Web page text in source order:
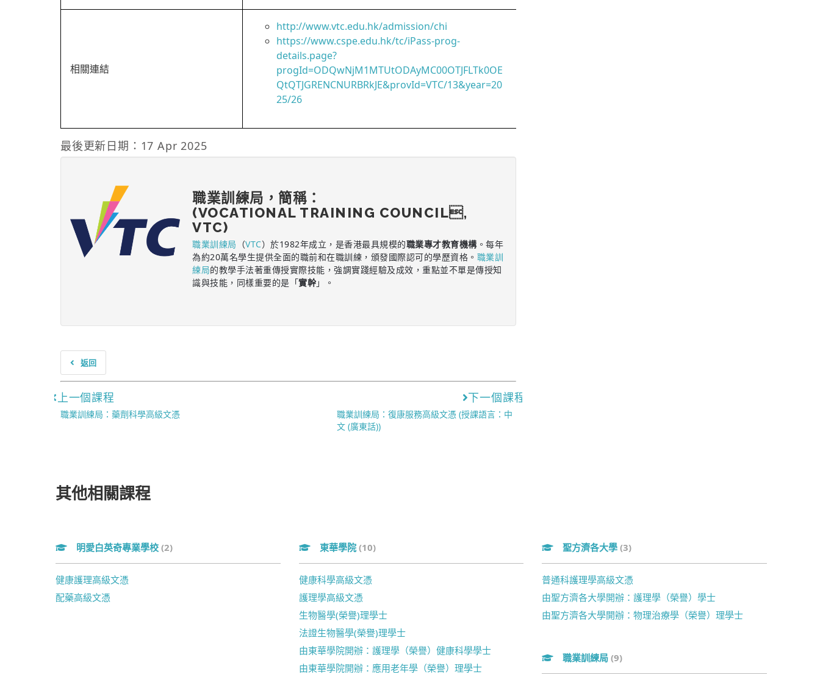
相關連結
http://www.vtc.edu.hk/admission/chi
https://www.cspe.edu.hk/tc/iPass-prog-
details.page?
progId=ODQwNjM1MTUtODAyMC00OTJFLTk0OE
QtQTJGRENCNURBRkJE&provId=VTC/13&year=20
25/26
最後更新日期：17 Apr 2025
職業訓練局，簡稱：
(VOCATIONAL TRAINING COUNCIL,
VTC)
職業訓練局 （VTC）於1982年成立，是香港最具規模的職業專才教育機構。每年
為約20萬名學生提供全面的職前和在職訓練，頒發國際認可的學歷資格。 職業訓
練局的教學手法著重傳授實際技能，強調實踐經驗及成效，重點並不單是傳授知
識與技能，同樣重要的是「實幹」。
返回
上一個課程
職業訓練局：藥劑科學高級文憑
下一個課程
職業訓練局：復康服務高級文憑 (授課語言：中
文 (廣東話))
其他相關課程
明愛白英奇專業學校 (2)
健康護理高級文憑
配藥高級文憑
東華學院 (10)
健康科學高級文憑
護理學高級文憑
生物醫學(榮譽)理學士
法證生物醫學(榮譽)理學士
由東華學院開辦：護理學（榮譽）健康科學學士
由東華學院開辦：應用老年學（榮譽）理學士
聖方濟各大學(3)
普通科護理學高級文憑
由聖方濟各大學開辦：護理學（榮譽）學士
由聖方濟各大學開辦：物理治療學（榮譽）理學士
職業訓練局(9)